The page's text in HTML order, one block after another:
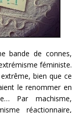
bande de connes,
féministe.
bien que ce
le renommer en
Par machisme,
réactionnaire,